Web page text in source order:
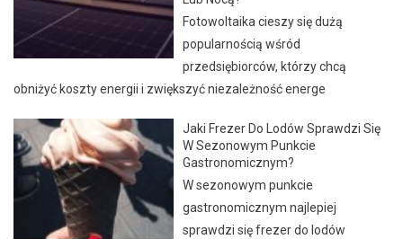
Fotowoltaika cieszy się dużą
popularnością wśród
przedsiębiorców, którzy chcą
obniżyć koszty energii i zwiększyć niezależność energe
Jaki Frezer Do Lodów Sprawdzi Się
W Sezonowym Punkcie
Gastronomicznym?
W sezonowym punkcie
gastronomicznym najlepiej
sprawdzi się frezer do lodów